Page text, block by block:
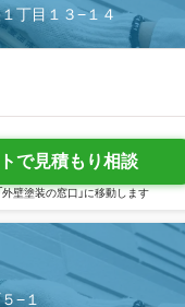
丁目１３−１４
で見積もり相談
壁塗装の窓口」に移動します
−１